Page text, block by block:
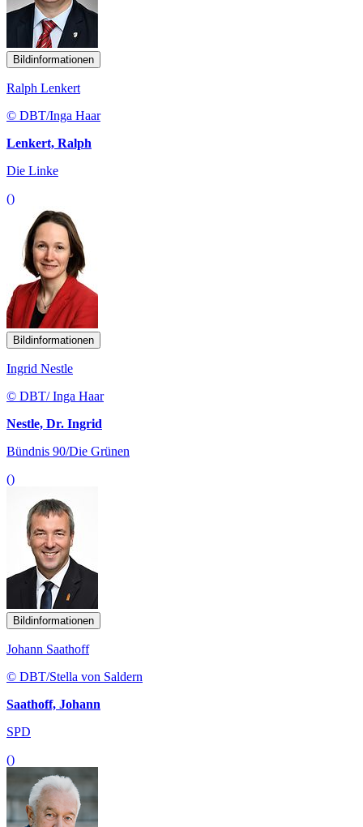
Bildinformationen
Ralph Lenkert
© DBT/Inga Haar
Lenkert, Ralph
Die Linke
()
Bildinformationen
Ingrid Nestle
© DBT/ Inga Haar
Nestle, Dr. Ingrid
Bündnis 90/Die Grünen
()
Bildinformationen
Johann Saathoff
© DBT/Stella von Saldern
Saathoff, Johann
SPD
()